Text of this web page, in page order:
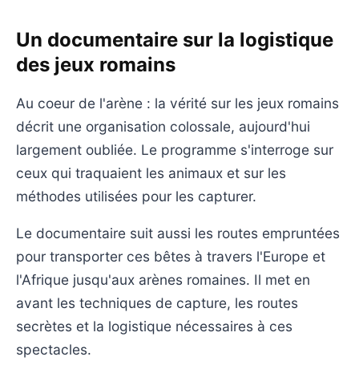
Un documentaire sur la logistique
des jeux romains
Au coeur de l'arène : la vérité sur les jeux romains
décrit une organisation colossale, aujourd'hui
largement oubliée. Le programme s'interroge sur
ceux qui traquaient les animaux et sur les
méthodes utilisées pour les capturer.
Le documentaire suit aussi les routes empruntées
pour transporter ces bêtes à travers l'Europe et
l'Afrique jusqu'aux arènes romaines. Il met en
avant les techniques de capture, les routes
secrètes et la logistique nécessaires à ces
spectacles.